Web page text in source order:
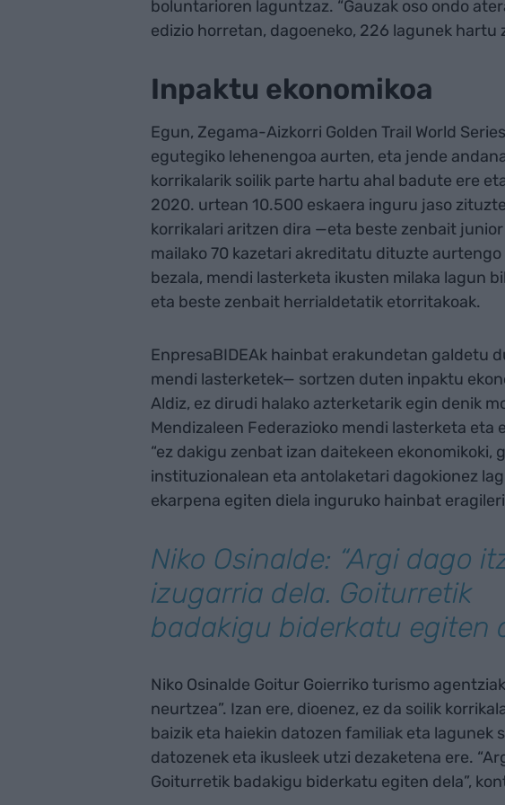
boluntarioren laguntzaz. “Gauzak oso ondo
edizio horretan, dagoeneko, 226 lagunek hartu
Inpaktu ekonomikoa
Egun, Zegama-Aizkorri Golden Trail World
egutegiko lehenengoa aurten, eta jende
korrikalarik soilik parte hartu ahal badute ere
2020. urtean 10.500 eskaera inguru jaso
korrikalari aritzen dira —eta beste zenbait
mailako 70 kazetari akreditatu dituzte
bezala, mendi lasterketa ikusten milaka lagun
eta beste zenbait herrialdetatik etorritakoak.
EnpresaBIDEAk hainbat erakundetan galdetu
mendi lasterketek— sortzen duten inpaktu
Aldiz, ez dirudi halako azterketarik egin denik
Mendizaleen Federazioko mendi lasterketa eta
“ez dakigu zenbat izan daitekeen ekonomikoki,
instituzionalean eta antolaketari dagokionez
ekarpena egiten diela inguruko hainbat
Niko Osinalde: “Argi dago
izugarria dela. Goiturretik
badakigu biderkatu egiten
Niko Osinalde Goitur Goierriko turismo
neurtzea”. Izan ere, dioenez, ez da soilik
baizik eta haiekin datozen familiak eta lagunek
datozenek eta ikusleek utzi dezaketena ere.
Goiturretik badakigu biderkatu egiten dela”,